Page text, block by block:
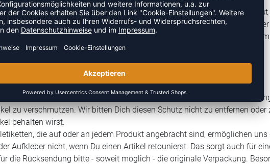
kann innerhalb des 4-wöchigen Zahlungszielsnicht immer angepasst
dieser, nicht innerhalb 4 Wochen erfolgen, so muss entweder
den Retourenbetrag, oder du setzt dich mit PayPal in Verbindung,
Gründen wird in Bademode sowie Unterwäsche ein Trageschutz
zu verschmutzen. Wir bitten Dich diesen Schutz nicht zu entfernen
behalten wirst.
die auf oder an jedem Produkt angebracht sind, ermöglichen
Aufkleber nicht, wenn Du einen Artikel retounierst. Das sorgt auch für
die Rücksendung bitte - soweit möglich - die originale Verpackung.